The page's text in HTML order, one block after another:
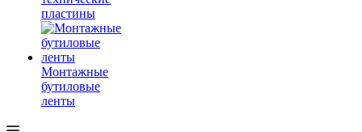
пластины
Монтажные
бутиловые
ленты